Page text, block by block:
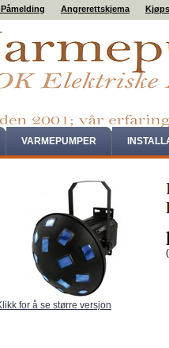
Angrerettskjema
VARMEPUMPER
for å se større versjon